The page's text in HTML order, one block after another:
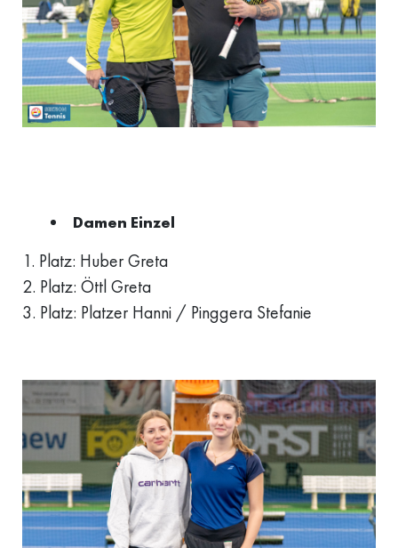
Damen Einzel
1. Platz: Huber Greta
2. Platz: Öttl Greta
3. Platz: Platzer Hanni / Pinggera Stefanie